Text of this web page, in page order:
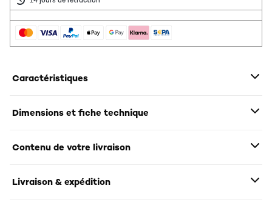
Caractéristiques
Dimensions et fiche technique
Contenu de votre livraison
Livraison & expédition